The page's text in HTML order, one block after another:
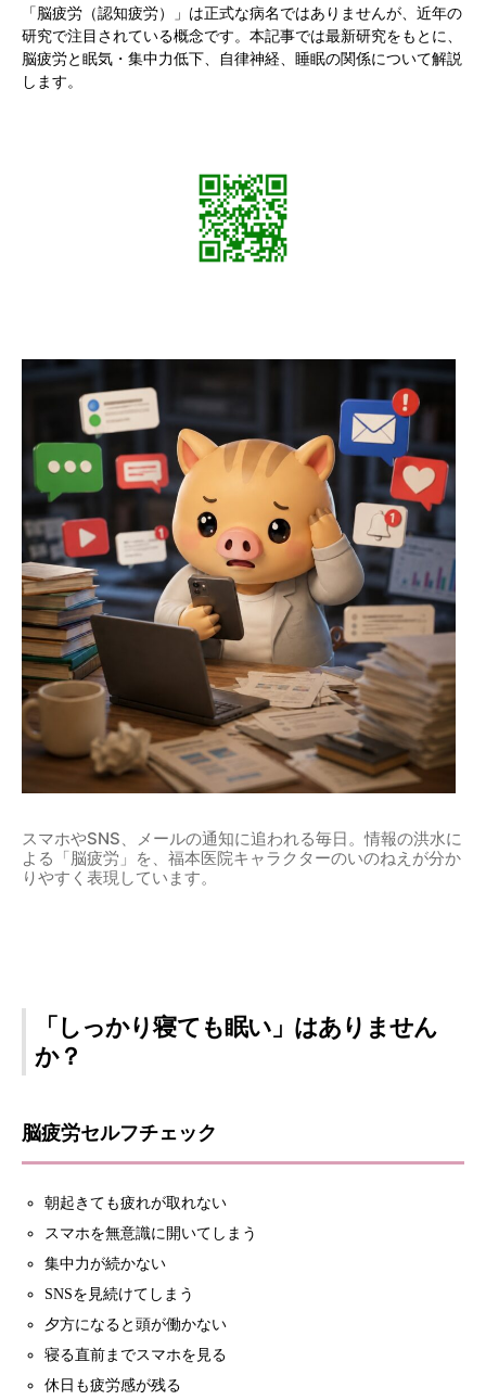
「脳疲労（認知疲労）」は正式な病名ではありませんが、近年の
研究で注目されている概念です。本記事では最新研究をもとに、
脳疲労と眠気・集中力低下、自律神経、睡眠の関係について解説
します。
スマホやSNS、メールの通知に追われる毎日。情報の洪水に
よる「脳疲労」を、福本医院キャラクターのいのねえが分か
りやすく表現しています。
「しっかり寝ても眠い」はありません
か？
脳疲労セルフチェック
朝起きても疲れが取れない
スマホを無意識に開いてしまう
集中力が続かない
SNSを見続けてしまう
夕方になると頭が働かない
寝る直前までスマホを見る
休日も疲労感が残る